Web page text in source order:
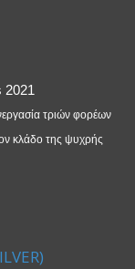
τριών φορέων
κλάδο της ψυχρής